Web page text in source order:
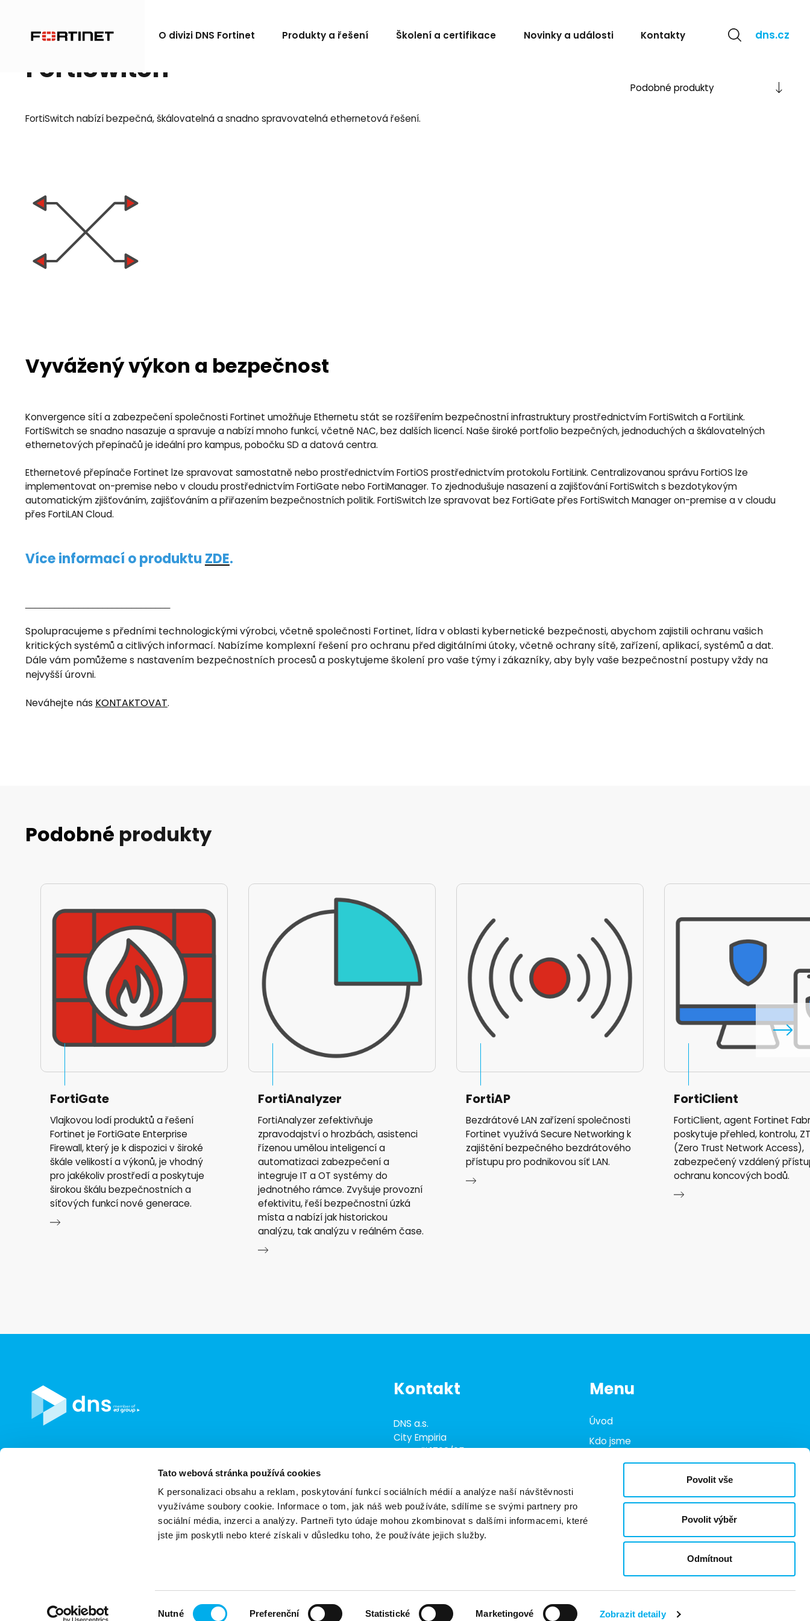
Tato webová stránka používá cookies
K personalizaci obsahu a reklam, poskytování funkcí sociálních médií a analýze naší návštěvnosti
využíváme soubory cookie. Informace o tom, jak náš web používáte, sdílíme se svými partnery pro
sociální média, inzerci a analýzy. Partneři tyto údaje mohou zkombinovat s dalšími informacemi, které
jste jim poskytli nebo které získali v důsledku toho, že používáte jejich služby.
Nutné Preferenční Statistické Marketingové Zobrazit detaily
Povolit vše
Povolit výběr
Odmítnout
O divizi DNS Fortinet Produkty a řešení Školení a certifikace Novinky a události Kontakty dns.cz
FortiSwitch
FortiSwitch nabízí bezpečná, škálovatelná a snadno spravovatelná ethernetová řešení.
Podobné produkty
Vyvážený výkon a bezpečnost
Konvergence sítí a zabezpečení společnosti Fortinet umožňuje Ethernetu stát se rozšířením bezpečnostní infrastruktury prostřednictvím FortiSwitch a FortiLink.
FortiSwitch se snadno nasazuje a spravuje a nabízí mnoho funkcí, včetně NAC, bez dalších licencí. Naše široké portfolio bezpečných, jednoduchých a škálovatelných
ethernetových přepínačů je ideální pro kampus, pobočku SD a datová centra.
Ethernetové přepínače Fortinet lze spravovat samostatně nebo prostřednictvím FortiOS prostřednictvím protokolu FortiLink. Centralizovanou správu FortiOS lze
implementovat on-premise nebo v cloudu prostřednictvím FortiGate nebo FortiManager. To zjednodušuje nasazení a zajišťování FortiSwitch s bezdotykovým
automatickým zjišťováním, zajišťováním a přiřazením bezpečnostních politik. FortiSwitch lze spravovat bez FortiGate přes FortiSwitch Manager on-premise a v cloudu
přes FortiLAN Cloud.
Více informací o produktuZDE.
______________________________
Spolupracujeme s předními technologickými výrobci, včetně společnosti Fortinet, lídra v oblasti kybernetické bezpečnosti, abychom zajistili ochranu vašich
kritických systémů a citlivých informací. Nabízíme komplexní řešení pro ochranu před digitálními útoky, včetně ochrany sítě, zařízení, aplikací, systémů a dat.
Dále vám pomůžeme s nastavením bezpečnostních procesů a poskytujeme školení pro vaše týmy i zákazníky, aby byly vaše bezpečnostní postupy vždy na
nejvyšší úrovni.
Neváhejte násKONTAKTOVAT.
Podobnéprodukty
FortiGate
Vlajkovou lodí produktů a řešení
Fortinet je FortiGate Enterprise
Firewall, který je k dispozici v široké
škále velikostí a výkonů, je vhodný
pro jakékoliv prostředí a poskytuje
širokou škálu bezpečnostních a
síťových funkcí nové generace.
FortiAnalyzer
FortiAnalyzer zefektivňuje
zpravodajství o hrozbách, asistenci
řízenou umělou inteligencí a
automatizaci zabezpečení a
integruje IT a OT systémy do
jednotného rámce. Zvyšuje provozní
efektivitu, řeší bezpečnostní úzká
místa a nabízí jak historickou
analýzu, tak analýzu v reálném čase.
FortiAP
Bezdrátové LAN zařízení společnosti
Fortinet využívá Secure Networking k
zajištění bezpečného bezdrátového
přístupu pro podnikovou síť LAN.
FortiClient
FortiClient, agent Fortinet
poskytuje přehled, kontrolu,
(Zero Trust Network Access),
zabezpečený vzdálený
ochranu koncových bodů.
softwarových řešení, komunikace, e-commerce a technologií
Kontakt
DNS a.s.
City Empiria
Na Strži 1702/65
+420 703 433 957
dns@dns.cz
Menu
Úvod
Kdo jsme
Co děláme
Marketplace
Kontakty
Zásady ochrany osobních údajů Nastavení cookies Obchodní podmínky Ekologické zásady Ochrana oznamovatelů Certifikace